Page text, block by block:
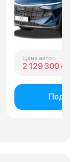
Цена авто
2 129 300 ₽